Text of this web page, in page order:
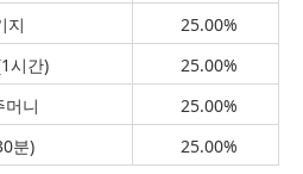
지
25.00%
시간)
25.00%
머니
25.00%
분)
25.00%